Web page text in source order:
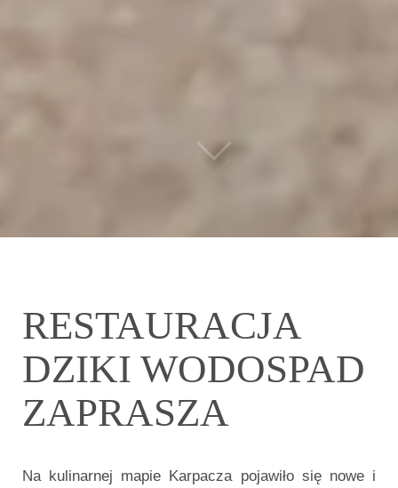
RESTAURACJA
DZIKI WODOSPAD
ZAPRASZA
Na kulinarnej mapie Karpacza pojawiło się nowe i